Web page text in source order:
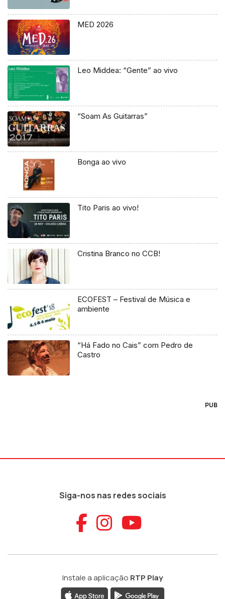
MED 2026
Leo Middea: “Gente” ao vivo
“Soam As Guitarras”
Bonga ao vivo
Tito Paris ao vivo!
Cristina Branco no CCB!
ECOFEST – Festival de Música e
ambiente
“Há Fado no Cais” com Pedro de
Castro
PUB
Siga-nos nas redes sociais
Aceder ao
Aceder ao
Aceder
Instale a aplicação RTP Play